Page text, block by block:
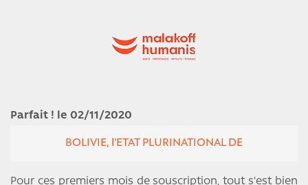
Parfait ! le 02/11/2020
BOLIVIE, l'ETAT PLURINATIONAL DE
Pour ces premiers mois de souscription, tout s'est bien